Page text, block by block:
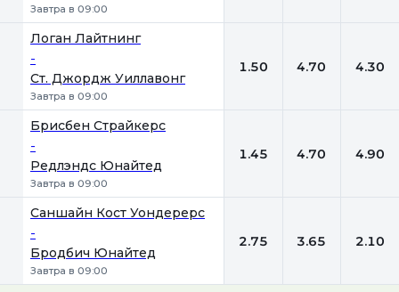
Завтра в 09:00
Логан Лайтнинг
-
Ст. Джордж Уиллавонг
Завтра в 09:00
1.50 4.70 4.30
Брисбен Страйкерс
-
Редлэндс Юнайтед
Завтра в 09:00
1.45 4.70 4.90
Саншайн Кост Уондерерс
-
Бродбич Юнайтед
Завтра в 09:00
2.75 3.65 2.10